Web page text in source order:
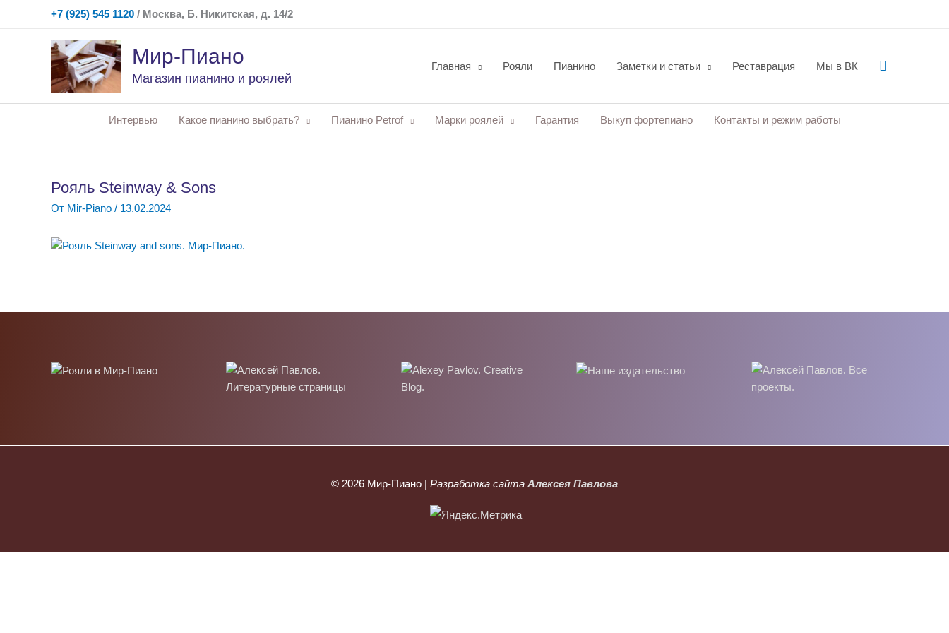
содержимому
+7 (925) 545 1120 / Москва, Б. Никитская, д. 14/2
Мир-Пиано
Магазин пианино и роялей
Главная Рояли Пианино Заметки и статьи Реставрация Мы в ВК Поиск
Интервью Какое пианино выбрать? Пианино Petrof Марки роялей Гарантия Выкуп фортепиано Контакты и режим работы
Рояль Steinway & Sons
От Mir-Piano / 13.02.2024
© 2026 Мир-Пиано | Разработка сайта Алексея Павлова